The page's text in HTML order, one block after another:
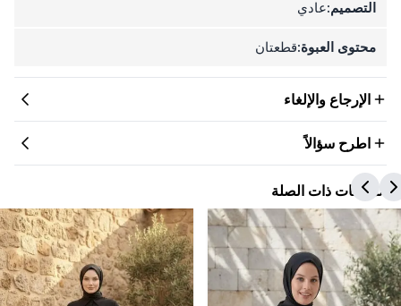
التصميم:عادي
محتوى العبوة:قطعتان
الإرجاع والإلغاء
اطرح سؤالاً
المنتجات ذات الصلة